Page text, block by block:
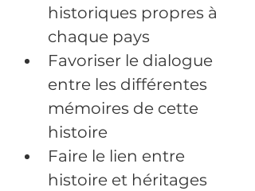
historiques propres à
chaque pays
Favoriser le dialogue
entre les différentes
mémoires de cette
histoire
Faire le lien entre
histoire et héritages